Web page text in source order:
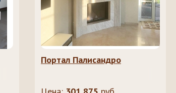
Портал Палисандро